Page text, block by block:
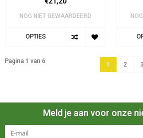
NOG NIET GEWAARDEERD
OPTIES
Pagina 1 van 6 1 2 3
Meld je aan voor onze